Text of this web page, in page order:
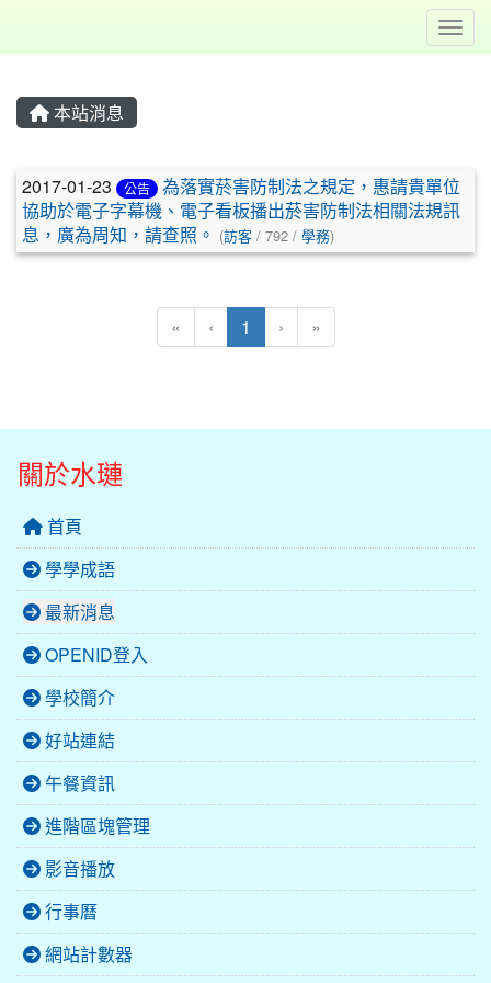
本站消息
文章列表
2017-01-23 公告
為落實菸害防制法之規定，惠請貴單位
協助於電子字幕機、電子看板播出菸害防制法相關法規訊
息，廣為周知，請查照。 (訪客 / 792 / 學務)
« ‹ 1 (目前頁次)
› »
關於水璉
首頁
學學成語
最新消息
OPENID登入
學校簡介
好站連結
午餐資訊
進階區塊管理
影音播放
行事曆
網站計數器